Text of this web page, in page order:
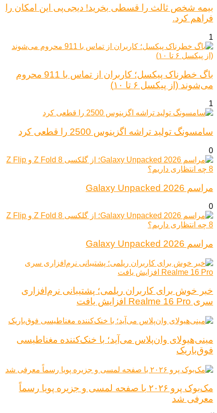
بیمه شخص ثالث را قسطی بخرید! دیجی‌پی این امکان را
فراهم کرد.
1
باگ خطرناک پیکسل؛ کاربران از تماس با 911 محروم
می‌شوند (از پیکسل ۶ تا ۱۰)
1
سامسونگ تولید تراشه اگزینوس 2500 را قطعی کرد
0
مراسم Galaxy Unpacked 2026
0
مراسم Galaxy Unpacked 2026
خبر خوش برای کاربران ریلمی؛ پشتیبانی نرم‌افزاری
سری Realme 16 Pro افزایش یافت
مینی‌هیولای وان‌پلاس می‌آید؛ با خنک‌کننده مغناطیسی
فوق‌باریک
مک‌بوک پرو ۲۰۲۶ با صفحه لمسی و جزیره پویا رسماً
معرفی شد